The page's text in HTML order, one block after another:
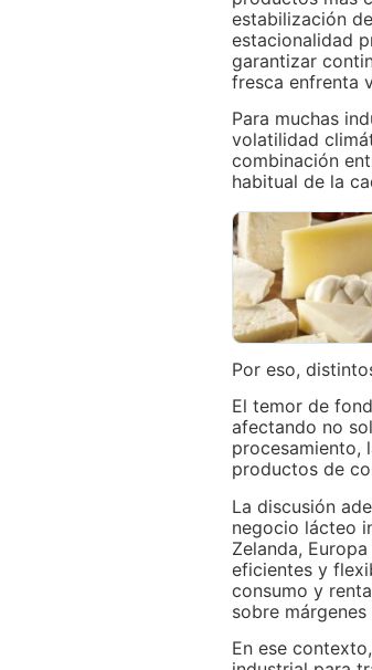
estabilización
estacionalidad
garantizar
fresca enfrenta
Para muchas
volatilidad
combinación
habitual de la
Por eso,
El temor de
afectando no
procesamiento,
productos de
La discusión
negocio lácteo
Zelanda,
eficientes y
consumo y
sobre
En ese